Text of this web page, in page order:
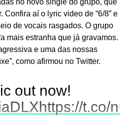
no novo single do grupo, que
Confira aí o lyric video de “6/8” e
de vocais rasgados. O grupo
mais estranha que já gravamos.
e uma das nossas
como afirmou no Twitter.
out now!
https://t.co/